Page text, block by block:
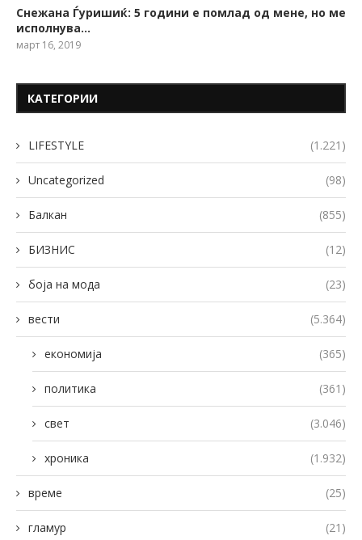
Снежана Ѓуришиќ: 5 години е помлад од мене, но ме
исполнува…
март 16, 2019
КАТЕГОРИИ
LIFESTYLE (1.221)
Uncategorized (98)
Балкан (855)
БИЗНИС (12)
боја на мода (23)
вести (5.364)
економија (365)
политика (361)
свет (3.046)
хроника (1.932)
време (25)
гламур (21)